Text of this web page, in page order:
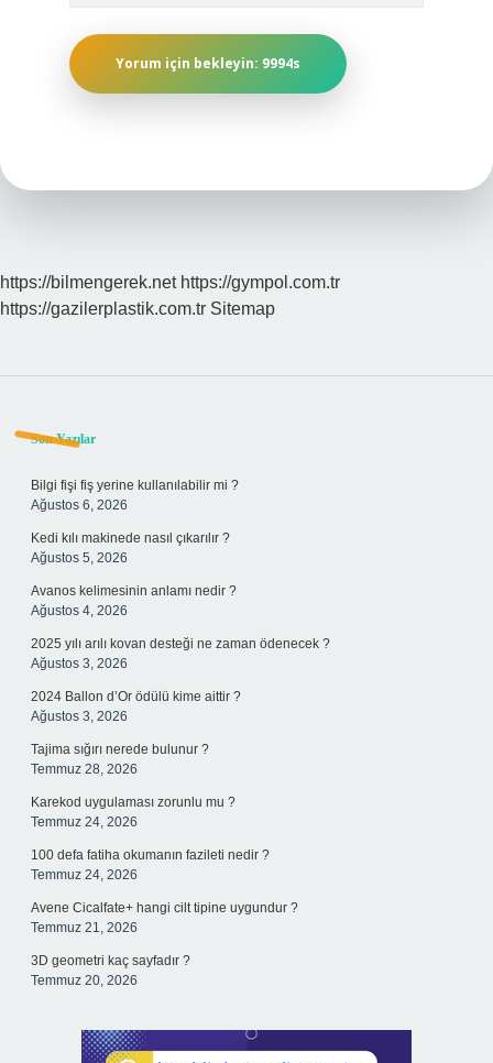
https://bilmengerek.net https://gympol.com.tr
https://gazilerplastik.com.tr Sitemap
Sidebar
Son Yazılar
Bilgi fişi fiş yerine kullanılabilir mi ?
Ağustos 6, 2026
Kedi kılı makinede nasıl çıkarılır ?
Ağustos 5, 2026
Avanos kelimesinin anlamı nedir ?
Ağustos 4, 2026
2025 yılı arılı kovan desteği ne zaman ödenecek ?
Ağustos 3, 2026
2024 Ballon d’Or ödülü kime aittir ?
Ağustos 3, 2026
Tajima sığırı nerede bulunur ?
Temmuz 28, 2026
Karekod uygulaması zorunlu mu ?
Temmuz 24, 2026
100 defa fatiha okumanın fazileti nedir ?
Temmuz 24, 2026
Avene Cicalfate+ hangi cilt tipine uygundur ?
Temmuz 21, 2026
3D geometri kaç sayfadır ?
Temmuz 20, 2026